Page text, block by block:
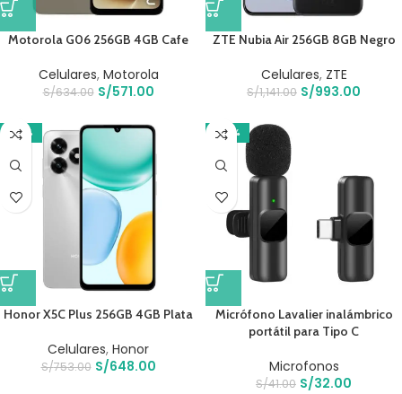
Motorola G06 256GB 4GB Cafe
Celulares, Motorola
S/634.00 S/571.00
ZTE Nubia Air 256GB 8GB Negro
Celulares, ZTE
S/1,141.00 S/993.00
-14%
Honor X5C Plus 256GB 4GB Plata
Celulares, Honor
S/753.00 S/648.00
-22%
Micrófono Lavalier inalámbrico
portátil para Tipo C
Microfonos
S/41.00 S/32.00